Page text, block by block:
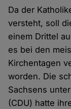
Da der
versteht, soll
einem Drittel
es bei den
Kirchentagen
worden. Die
Sachsens
(CDU) hatte